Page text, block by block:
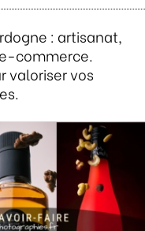
: artisanat,
commerce.
valoriser vos